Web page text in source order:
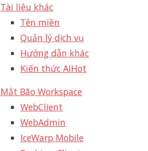
Tài liệu khác
Tên miền
Quản lý dịch vụ
Hướng dẫn khác
Kiến thức AIHot
Mắt Bão Workspace
WebClient
WebAdmin
IceWarp Mobile